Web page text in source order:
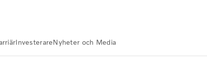
InvesterareNyheter och Media